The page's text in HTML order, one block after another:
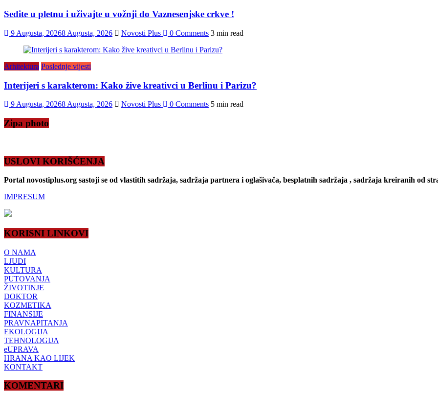
Sedite u pletnu i uživajte u vožnji do Vaznesenjske crkve !
9 Augusta, 20268 Augusta, 2026 Novosti Plus 0 Comments 3 min read
Arhitektura Poslednje vijesti
Interijeri s karakterom: Kako žive kreativci u Berlinu i Parizu?
9 Augusta, 20268 Augusta, 2026 Novosti Plus 0 Comments 5 min read
Zipa photo
USLOVI KORIŠĆENJA
Portal novostiplus.org sastoji se od vlastitih sadržaja, sadržaja partnera i oglašivača, besplatnih sadržaja , sadržaja kreiranih od
IMPRESUM
KORISNI LINKOVI
O NAMA
LJUDI
KULTURA
PUTOVANJA
ŽIVOTINJE
DOKTOR
KOZMETIKA
FINANSIJE
PRAVNAPITANJA
EKOLOGIJA
TEHNOLOGIJA
eUPRAVA
HRANA KAO LIJEK
KONTAKT
KOMENTARI